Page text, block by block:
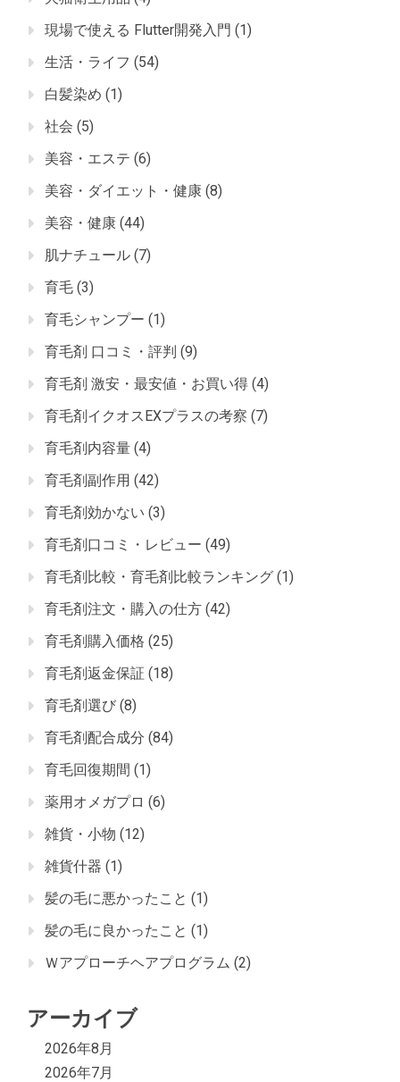
現場で使える Flutter開発入門 (1)
生活・ライフ (54)
白髪染め (1)
社会 (5)
美容・エステ (6)
美容・ダイエット・健康 (8)
美容・健康 (44)
肌ナチュール (7)
育毛 (3)
育毛シャンプー (1)
育毛剤 口コミ・評判 (9)
育毛剤 激安・最安値・お買い得 (4)
育毛剤イクオスEXプラスの考察 (7)
育毛剤内容量 (4)
育毛剤副作用 (42)
育毛剤効かない (3)
育毛剤口コミ・レビュー (49)
育毛剤比較・育毛剤比較ランキング (1)
育毛剤注文・購入の仕方 (42)
育毛剤購入価格 (25)
育毛剤返金保証 (18)
育毛剤選び (8)
育毛剤配合成分 (84)
育毛回復期間 (1)
薬用オメガプロ (6)
雑貨・小物 (12)
雑貨什器 (1)
髪の毛に悪かったこと (1)
髪の毛に良かったこと (1)
Ｗアプローチヘアプログラム (2)
アーカイブ
2026年8月
2026年7月